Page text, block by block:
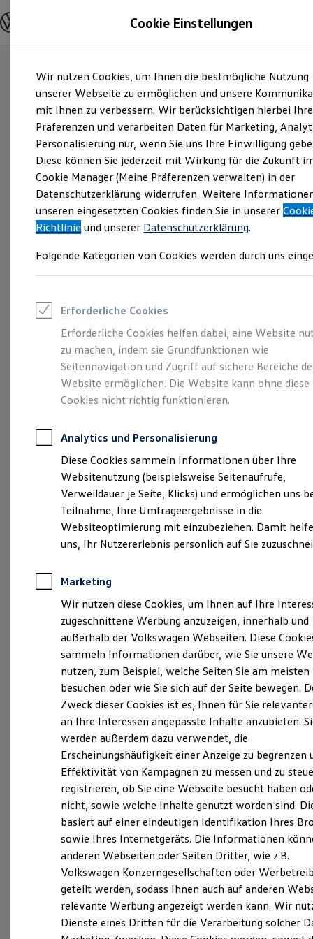
Hauptinhalt
springen
Footer
springen
Modelle und Konfigurator
Modelle vergleichen
Elektroautos
ENERGY Sondermodelle
Nutzfahrzeuge
SUV und CUV
Familienautos
Kombis
Kompaktwagen
Sportwagen
Schnell verfügbare Fahrzeuge
Angebote und Produkte
Aktuelle Angebote
E-Auto-Förderung
Volkswagen Marktplatz
Junge Gebrauchtwagen und Gebrauchtwagen
Saisonangebote
Leasing
Leasing-Angebote
Gebrauchtwagen Leasing
Junge Gebrauchtwagen-Leasing
Elektroauto Leasing
Kleinwagen-Leasing
Leasing ohne Anzahlung
Autokredit mit Schlussrate
Versicherungen und Garantien
Kfz-Versicherung
Restschuldversicherungen
Garantien
Wartungsverträge
Geschäftskunden
Professional Class bei Volkswagen
Großkunden
Behörden
Anpfiff zum Gewinn
Elektroautos
ID. Tutorials
Elektrofahrzeugkonzepte
Reichweite
Reichweite der ID. Modelle
Reichweite im Winter
Laden
Laden unterwegs
Laden Zuhause
Ladezeitensimulator
Batterie
Sicherheit
Garantie und Lebensdauer
Nachhaltigkeit
Technologie
Kosten und Kauf
Verbrauchskosten
Kaufoptionen
E-Auto-Förderung
Software und Konnektivität
Die ID. Software 6
ID. Software Versionen und Updates
Digitale Extras
Schnittstellen zu Ihrem ID.
Die ENERGY
Sondermodelle
(Impressum & Rechtliches
Probefahrt vereinbaren
Fahrzeugangebot anfordern
Servicetermin buchen
Serviceanfrage stellen
Cookie Einstellungen
Wir nutzen Cookies, um Ihnen die bestmögliche Nutzung
unserer Webseite zu ermöglichen und unsere
mit Ihnen zu verbessern. Wir berücksichtigen hierbei Ihre
Präferenzen und verarbeiten Daten für Marketing,
Personalisierung nur, wenn Sie uns Ihre Einwilligung
Diese können Sie jederzeit mit Wirkung für die Zukunft
Cookie Manager (Meine Präferenzen verwalten) in der
Datenschutzerklärung widerrufen. Weitere
unseren eingesetzten Cookies finden Sie in unserer
Richtlinie und unserer Datenschutzerklärung.
Folgende Kategorien von Cookies werden durch uns
Erforderliche Cookies
Erforderliche Cookies helfen dabei, eine Website
zu machen, indem sie Grundfunktionen wie
Seitennavigation und Zugriff auf sichere Bereiche
Website ermöglichen. Die Website kann ohne diese
Cookies nicht richtig funktionieren.
Analytics und Personalisierung
Diese Cookies sammeln Informationen über Ihre
Websitenutzung (beispielsweise Seitenaufrufe,
Verweildauer je Seite, Klicks) und ermöglichen uns
Teilnahme, Ihre Umfrageergebnisse in die
Websiteoptimierung mit einzubeziehen. Damit
uns, Ihr Nutzererlebnis persönlich auf Sie
Marketing
Wir nutzen diese Cookies, um Ihnen auf Ihre
zugeschnittene Werbung anzuzeigen, innerhalb und
außerhalb der Volkswagen Webseiten. Diese
sammeln Informationen darüber, wie Sie unsere
nutzen, zum Beispiel, welche Seiten Sie am meisten
besuchen oder wie Sie sich auf der Seite bewegen.
Zweck dieser Cookies ist es, Ihnen für Sie
an Ihre Interessen angepasste Inhalte anzubieten.
werden außerdem dazu verwendet, die
Erscheinungshäufigkeit einer Anzeige zu begrenzen
Effektivität von Kampagnen zu messen und zu
registrieren, ob Sie eine Webseite besucht haben
nicht, sowie welche Inhalte genutzt worden sind.
basiert auf einer eindeutigen Identifikation Ihres
sowie Ihres Internetgeräts. Die Informationen
anderen Webseiten oder Seiten Dritter, wie z.B.
Volkswagen Konzerngesellschaften oder
geteilt werden, sodass Ihnen auch auf anderen
relevante Werbung angezeigt werden kann. Wir
Dienste eines Dritten für die Verarbeitung solcher